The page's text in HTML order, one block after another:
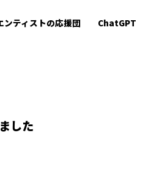
ンティストの応援団 ChatGPT
した